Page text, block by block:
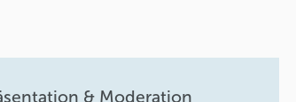
& Moderation